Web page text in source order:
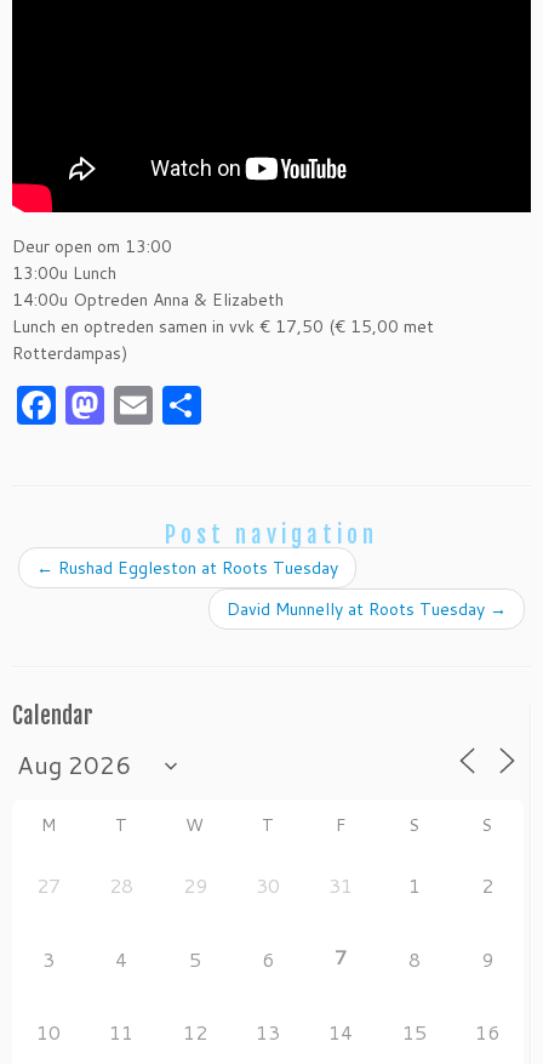
Deur open om 13:00
13:00u Lunch
14:00u Optreden Anna & Elizabeth
Lunch en optreden samen in vvk € 17,50 (€ 15,00 met
Rotterdampas)
F
a
b
o
M
as
o
n
E
m
e
Post navigation
← Rushad Eggleston at Roots Tuesday
David Munnelly at Roots Tuesday →
Calendar
M T W T F S S
27 28 29 30 31 1 2
3 4 5 6 7 8 9
10 11 12 13 14 15 16